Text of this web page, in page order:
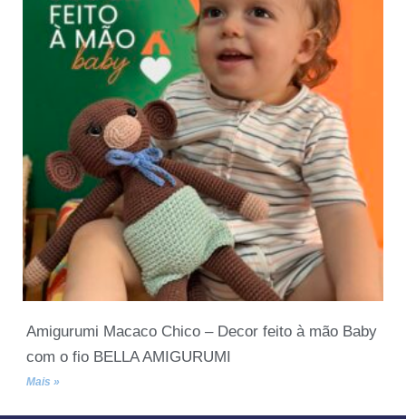
Amigurumi Macaco Chico – Decor feito à mão Baby
com o fio BELLA AMIGURUMI
Mais »